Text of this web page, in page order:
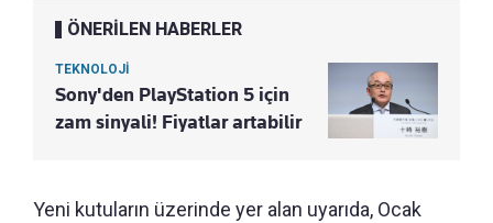
ÖNERİLEN HABERLER
TEKNOLOJİ
Sony'den PlayStation 5 için
zam sinyali! Fiyatlar artabilir
Yeni kutuların üzerinde yer alan uyarıda, Ocak